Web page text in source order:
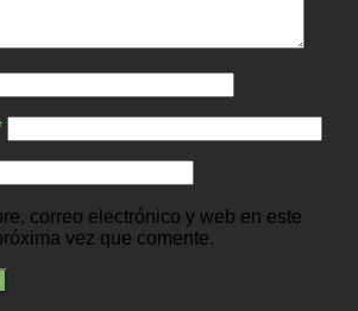
correo electrónico y web en este
vez que comente.